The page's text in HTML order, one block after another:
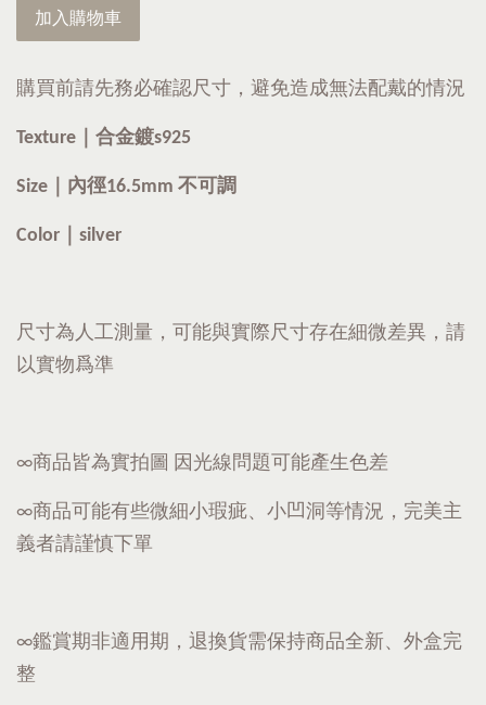
加入購物車
購買前請先務必確認尺寸，避免造成無法配戴的情況
Texture｜合金鍍s925
Size｜內徑16.5mm 不可調
Color｜silver
尺寸為人工測量，可能與實際尺寸存在細微差異，請
以實物爲準
∞商品皆為實拍圖 因光線問題可能產生色差
∞商品可能有些微細小瑕疵、小凹洞等情況，完美主
義者請謹慎下單
∞鑑賞期非適用期，退換貨需保持商品全新、外盒完
整